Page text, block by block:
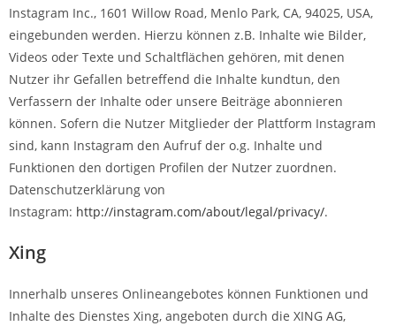
Instagram Inc., 1601 Willow Road, Menlo Park, CA, 94025, USA,
eingebunden werden. Hierzu können z.B. Inhalte wie Bilder,
Videos oder Texte und Schaltflächen gehören, mit denen
Nutzer ihr Gefallen betreffend die Inhalte kundtun, den
Verfassern der Inhalte oder unsere Beiträge abonnieren
können. Sofern die Nutzer Mitglieder der Plattform Instagram
sind, kann Instagram den Aufruf der o.g. Inhalte und
Funktionen den dortigen Profilen der Nutzer zuordnen.
Datenschutzerklärung von
Instagram: http://instagram.com/about/legal/privacy/.
Xing
Innerhalb unseres Onlineangebotes können Funktionen und
Inhalte des Dienstes Xing, angeboten durch die XING AG,